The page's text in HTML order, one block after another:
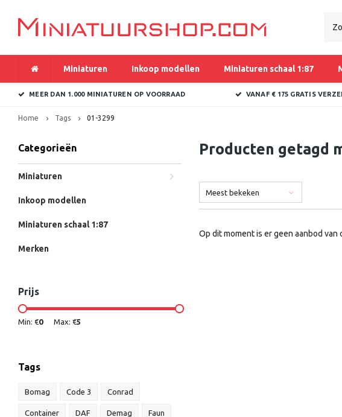
Miniaturen Inkoop modellen Miniaturen schaal 1:87
MEER DAN 1.000 MINIATUREN OP VOORRAAD VANAF € 175 GRATIS
Home Tags 01-3299
Categorieën
Miniaturen
Inkoop modellen
Miniaturen schaal 1:87
Merken
Prijs
Min: €0 Max: €5
Tags
Bomag Code 3 Conrad
Container DAF Demag Faun
Producten getagd
Meest bekeken
Op dit moment is er geen aanbod van